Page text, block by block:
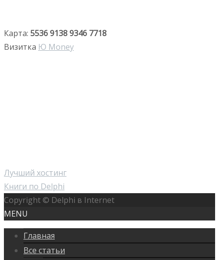
Карта: 5536 9138 9346 7718
Визитка Ю Money
Лучший хостинг
Книги по Delphi
Copyright © Delphi в Internet
MENU
Главная
Все статьи